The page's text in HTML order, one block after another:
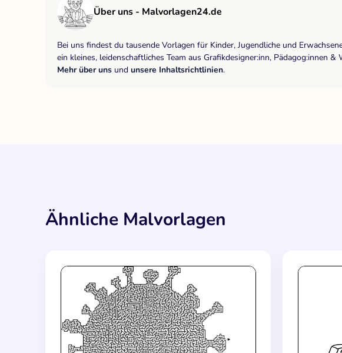
Über uns - Malvorlagen24.de
Bei uns findest du tausende Vorlagen für Kinder, Jugendliche und
ein kleines, leidenschaftliches Team aus Grafikdesigner:inn, Pädagog:innen
Mehr über uns und unsere Inhaltsrichtlinien.
Ähnliche Malvorlagen